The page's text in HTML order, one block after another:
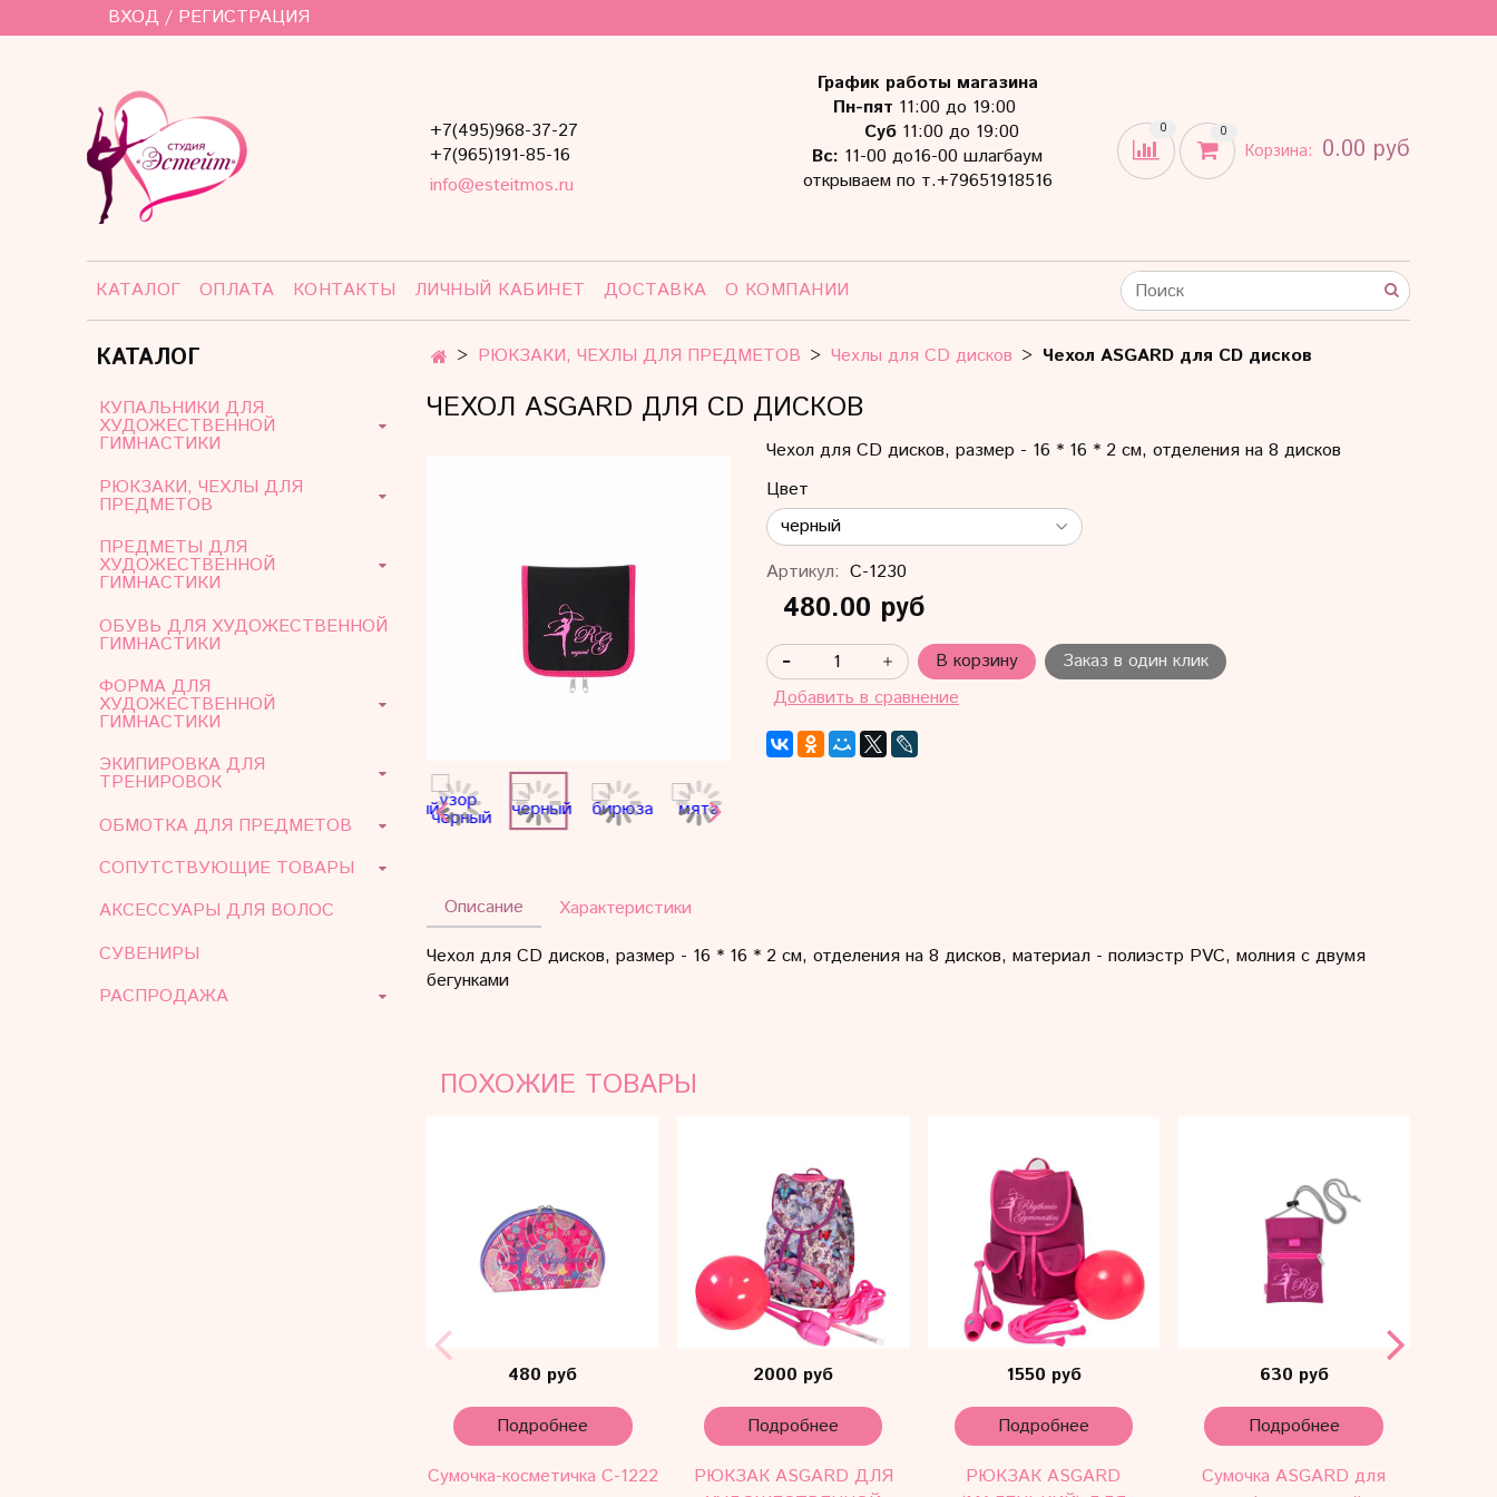
ВХОД / РЕГИСТРАЦИЯ
+7(495)968-37-27
+7(965)191-85-16
info@esteitmos.ru
График работы магазина
Пн-пят 11:00 до 19:00
Суб11:00 до 19:00
Вс: 11-00 до16-00 шлагбаум
открываем по т.+79651918516
0 0
Корзина: 0.00 руб
КАТАЛОГ ОПЛАТА КОНТАКТЫ ЛИЧНЫЙ КАБИНЕТ ДОСТАВКА О КОМПАНИИ
РЮКЗАКИ, ЧЕХЛЫ ДЛЯ ПРЕДМЕТОВ Чехлы для CD дисков Чехол ASGARD для CD дисков
ЧЕХОЛ ASGARD ДЛЯ CD ДИСКОВ
Чехол для CD дисков, размер - 16 * 16 * 2 см, отделения на 8 дисков
Цвет
Артикул: С-1230
480.00 руб
В корзину
Заказ в один клик
Добавить в сравнение
Описание
Чехол для CD дисков, размер - 16 * 16 * 2 см, отделения на 8 дисков, материал - полиэстр PVC, молния с двумя
бегунками
Характеристики
ПОХОЖИЕ ТОВАРЫ
480 руб
Подробнее
Сумочка-косметичка С-1222
2000 руб
Подробнее
РЮКЗАК ASGARD ДЛЯ
1550 руб
Подробнее
РЮКЗАК ASGARD
630 руб
Подробнее
Сумочка ASGARD для
КАТАЛОГ
КУПАЛЬНИКИ ДЛЯ
ХУДОЖЕСТВЕННОЙ
ГИМНАСТИКИ
РЮКЗАКИ, ЧЕХЛЫ ДЛЯ
ПРЕДМЕТОВ
ПРЕДМЕТЫ ДЛЯ
ХУДОЖЕСТВЕННОЙ
ГИМНАСТИКИ
ОБУВЬ ДЛЯ ХУДОЖЕСТВЕННОЙ
ГИМНАСТИКИ
ФОРМА ДЛЯ
ХУДОЖЕСТВЕННОЙ
ГИМНАСТИКИ
ЭКИПИРОВКА ДЛЯ
ТРЕНИРОВОК
ОБМОТКА ДЛЯ ПРЕДМЕТОВ
СОПУТСТВУЮЩИЕ ТОВАРЫ
АКСЕССУАРЫ ДЛЯ ВОЛОС
СУВЕНИРЫ
РАСПРОДАЖА